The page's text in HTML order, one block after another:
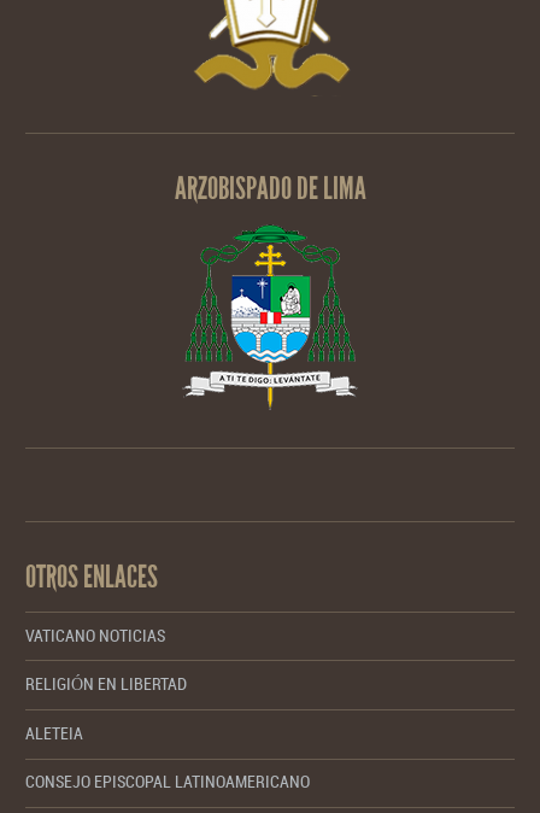
ARZOBISPADO DE LIMA
OTROS ENLACES
VATICANO NOTICIAS
RELIGIÓN EN LIBERTAD
ALETEIA
CONSEJO EPISCOPAL LATINOAMERICANO